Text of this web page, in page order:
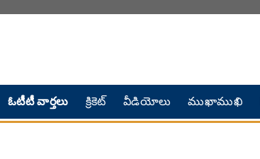
ఓటీటీ వార్తలు క్రికెట్ వీడియోలు ముఖాముఖి